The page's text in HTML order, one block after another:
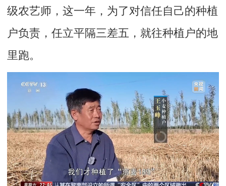
级农艺师，这一年，为了对信任自己的种植
户负责，任立平隔三差五，就往种植户的地
里跑。